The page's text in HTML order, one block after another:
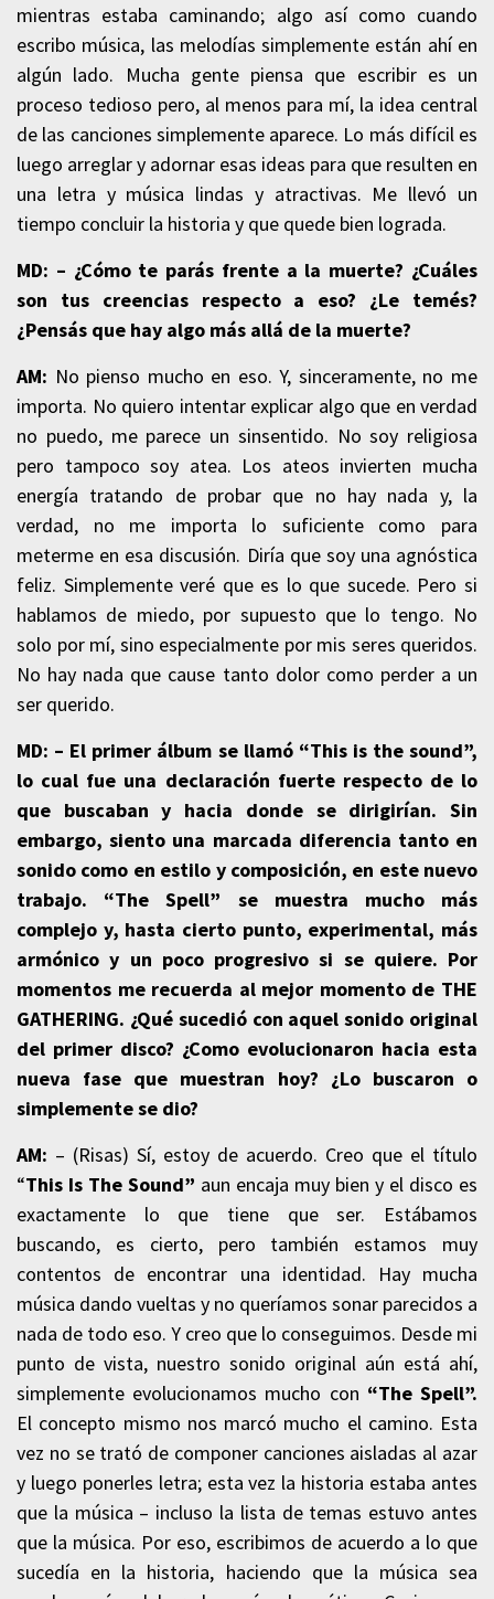
mientras estaba caminando; algo así como cuando
escribo música, las melodías simplemente están ahí en
algún lado. Mucha gente piensa que escribir es un
proceso tedioso pero, al menos para mí, la idea central
de las canciones simplemente aparece. Lo más difícil es
luego arreglar y adornar esas ideas para que resulten en
una letra y música lindas y atractivas. Me llevó un
tiempo concluir la historia y que quede bien lograda.
MD: – ¿Cómo te parás frente a la muerte? ¿Cuáles
son tus creencias respecto a eso? ¿Le temés?
¿Pensás que hay algo más allá de la muerte?
AM: No pienso mucho en eso. Y, sinceramente, no me
importa. No quiero intentar explicar algo que en verdad
no puedo, me parece un sinsentido. No soy religiosa
pero tampoco soy atea. Los ateos invierten mucha
energía tratando de probar que no hay nada y, la
verdad, no me importa lo suficiente como para
meterme en esa discusión. Diría que soy una agnóstica
feliz. Simplemente veré que es lo que sucede. Pero si
hablamos de miedo, por supuesto que lo tengo. No
solo por mí, sino especialmente por mis seres queridos.
No hay nada que cause tanto dolor como perder a un
ser querido.
MD: – El primer álbum se llamó “This is the sound”,
lo cual fue una declaración fuerte respecto de lo
que buscaban y hacia donde se dirigirían. Sin
embargo, siento una marcada diferencia tanto en
sonido como en estilo y composición, en este nuevo
trabajo. “The Spell” se muestra mucho más
complejo y, hasta cierto punto, experimental, más
armónico y un poco progresivo si se quiere. Por
momentos me recuerda al mejor momento de THE
GATHERING. ¿Qué sucedió con aquel sonido original
del primer disco? ¿Como evolucionaron hacia esta
nueva fase que muestran hoy? ¿Lo buscaron o
simplemente se dio?
AM: – (Risas) Sí, estoy de acuerdo. Creo que el título
“This Is The Sound” aun encaja muy bien y el disco es
exactamente lo que tiene que ser. Estábamos
buscando, es cierto, pero también estamos muy
contentos de encontrar una identidad. Hay mucha
música dando vueltas y no queríamos sonar parecidos a
nada de todo eso. Y creo que lo conseguimos. Desde mi
punto de vista, nuestro sonido original aún está ahí,
simplemente evolucionamos mucho con “The Spell”.
El concepto mismo nos marcó mucho el camino. Esta
vez no se trató de componer canciones aisladas al azar
y luego ponerles letra; esta vez la historia estaba antes
que la música – incluso la lista de temas estuvo antes
que la música. Por eso, escribimos de acuerdo a lo que
sucedía en la historia, haciendo que la música sea